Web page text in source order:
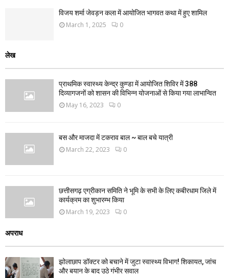
विजय शर्मा जेवड़न कला में आयोजित भागवत कथा में हुए शामिल
March 1, 2025 0
लेख
प्राथमिक स्वास्थ्य केन्द्र कुण्डा में आयोजित शिविर में 388
दिव्यागजनों को शासन की विभिन्न योजनाओं से किया गया लाभान्वित
May 16, 2023 0
बस और माजदा में टकराव बाल ~ बाल बचे यात्री
March 22, 2023 0
छत्तीसगढ़ एग्रीकान समिति ने भूमि के सभी के लिए कबीरधाम जिले में
कार्यक्रम का शुभारम्भ किया
March 19, 2023 0
अपराध
झोलाछाप डॉक्टर को बचाने में जुटा स्वास्थ्य विभाग! शिकायत, जांच
और बयान के बाद उठे गंभीर सवाल